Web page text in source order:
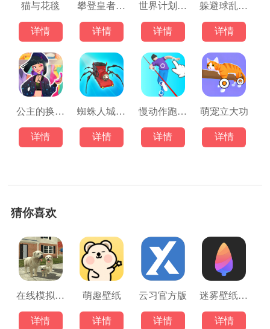
猫与花毯
详情
攀登皇者游戏
详情
世界计划彩色舞台3D
详情
躲避球乱斗场
详情
公主的换装舞会小游戏
详情
蜘蛛人城市穿越游戏
详情
慢动作跑酷游戏
详情
萌宠立大功
详情
猜你喜欢
在线模拟狗中文版
详情
萌趣壁纸
详情
云习官方版
详情
迷雾壁纸高清版
详情